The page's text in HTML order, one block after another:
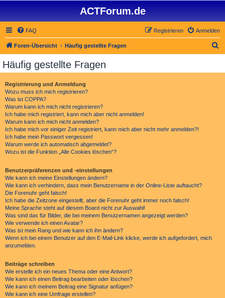
ACTForum.de
FAQ Anmelden
Registrieren
Foren-Übersicht Häufig gestellte Fragen
Häufig gestellte Fragen
Registrierung und Anmeldung
Wozu muss ich mich registrieren?
Was ist COPPA?
Warum kann ich mich nicht registrieren?
Ich habe mich registriert, kann mich aber nicht anmelden!
Warum kann ich mich nicht anmelden?
Ich habe mich vor einiger Zeit registriert, kann mich aber nicht mehr anmelden?!
Ich habe mein Passwort vergessen!
Warum werde ich automatisch abgemeldet?
Wozu ist die Funktion „Alle Cookies löschen“?
Benutzerpräferenzen und -einstellungen
Wie kann ich meine Einstellungen ändern?
Wie kann ich verhindern, dass mein Benutzername in der Online-Liste auftaucht?
Die Forenuhr geht falsch!
Ich habe die Zeitzone eingestellt, aber die Forenuhr geht immer noch falsch!
Meine Sprache steht auf diesem Board nicht zur Auswahl!
Was sind das für Bilder, die bei meinem Benutzernamen angezeigt werden?
Wie verwende ich einen Avatar?
Was ist mein Rang und wie kann ich ihn ändern?
Wenn ich bei einem Benutzer auf den E-Mail-Link klicke, werde ich aufgefordert, mich
anzumelden.
Beiträge schreiben
Wie erstelle ich ein neues Thema oder eine Antwort?
Wie kann ich einen Beitrag bearbeiten oder löschen?
Wie kann ich meinem Beitrag eine Signatur anfügen?
Wie kann ich eine Umfrage erstellen?